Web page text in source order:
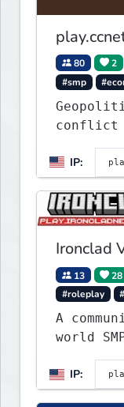
80 2
#smp
conflict
out
map of
Express
will
IP:
Ironclad
13 28
#roleplay
A
world
Large
no
IP: